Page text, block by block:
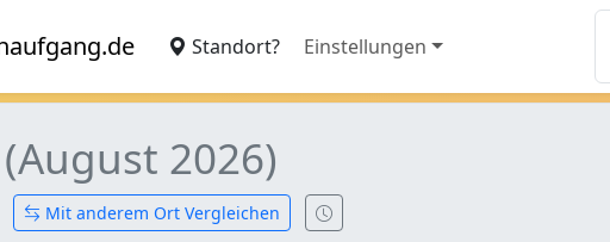
Standort? Einstellungen
(August 2026)
Mit anderem Ort Vergleichen